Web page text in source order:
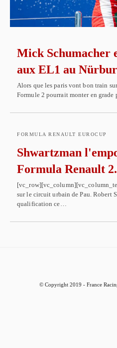
Mick Schumacher
aux EL1 au
Alors que les paris vont bon train
Formule 2 pourrait monter en grade
FORMULA RENAULT EUROCUP
Shwartzman
Formula Renault
sur le circuit urbain de Pau. Robert
qualification ce…
© Copyright 2019 - France